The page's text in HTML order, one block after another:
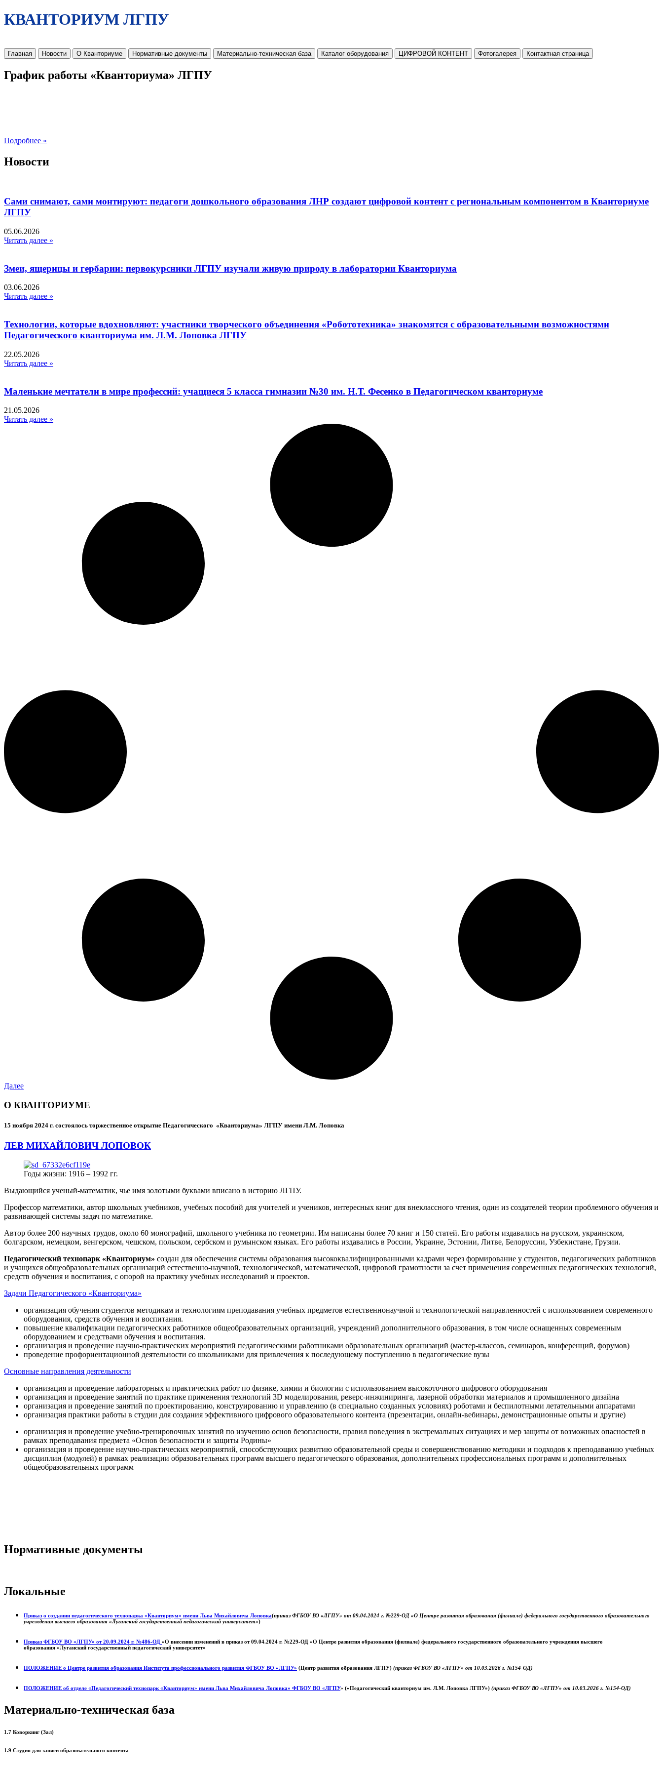
КВАНТОРИУМ ЛГПУ
Главная Новости О Кванториуме Нормативные документы Материально-техническая база Каталог оборудования ЦИФРОВОЙ КОНТЕНТ Фотогалерея Контактная страница
График работы «Кванториума» ЛГПУ
Подробнее »
Новости
Сами снимают, сами монтируют: педагоги дошкольного образования ЛНР создают цифровой контент с региональным компонентом в Кванториуме
ЛГПУ​
05.06.2026
Читать далее »
Змеи, ящерицы и гербарии: первокурсники ЛГПУ изучали живую природу в лаборатории Кванториума
03.06.2026
Читать далее »
Технологии, которые вдохновляют: участники творческого объединения «Робототехника» знакомятся с образовательными возможностями
Педагогического кванториума им. Л.М. Лоповка ЛГПУ
22.05.2026
Читать далее »
Маленькие мечтатели в мире профессий: учащиеся 5 класса гимназии №30 им. Н.Т. Фесенко в Педагогическом кванториуме
21.05.2026
Читать далее »
Далее
О КВАНТОРИУМЕ
15 ноября 2024 г. состоялось торжественное открытие Педагогического «Кванториума» ЛГПУ имени Л.М. Лоповка
ЛЕВ МИХАЙЛОВИЧ ЛОПОВОК
Годы жизни: 1916 – 1992 гг.
Выдающийся ученый-математик, чье имя золотыми буквами вписано в историю ЛГПУ.
Профессор математики, автор школьных учебников, учебных пособий для учителей и учеников, интересных книг для внеклассного чтения, один из создателей теории проблемного обучения и
развивающей системы задач по математике.
Автор более 200 научных трудов, около 60 монографий, школьного учебника по геометрии. Им написаны более 70 книг и 150 статей. Его работы издавались на русском, украинском,
болгарском, немецком, венгерском, чешском, польском, сербском и румынском языках. Его работы издавались в России, Украине, Эстонии, Литве, Белоруссии, Узбекистане, Грузии.
Педагогический технопарк «Кванториум» создан для обеспечения системы образования высококвалифицированными кадрами через формирование у студентов, педагогических работников
и учащихся общеобразовательных организаций естественно-научной, технологической, математической, цифровой грамотности за счет применения современных педагогических технологий,
средств обучения и воспитания, с опорой на практику учебных исследований и проектов.
Задачи Педагогического «Кванториума»
организация обучения студентов методикам и технологиям преподавания учебных предметов естественнонаучной и технологической направленностей с использованием современного
оборудования, средств обучения и воспитания.
повышение квалификации педагогических работников общеобразовательных организаций, учреждений дополнительного образования, в том числе оснащенных современным
оборудованием и средствами обучения и воспитания.
организация и проведение научно-практических мероприятий педагогическими работниками образовательных организаций (мастер-классов, семинаров, конференций, форумов)
проведение профориентационной деятельности со школьниками для привлечения к последующему поступлению в педагогические вузы
Основные направления деятельности
организация и проведение лабораторных и практических работ по физике, химии и биологии с использованием высокоточного цифрового оборудования
организация и проведение занятий по практике применения технологий 3D моделирования, реверс-инжиниринга, лазерной обработки материалов и промышленного дизайна
организация и проведение занятий по проектированию, конструированию и управлению (в специально созданных условиях) роботами и беспилотными летательными аппаратами
организация практики работы в студии для создания эффективного цифрового образовательного контента (презентации, онлайн-вебинары, демонстрационные опыты и другие)
организация и проведение учебно-тренировочных занятий по изучению основ безопасности, правил поведения в экстремальных ситуациях и мер защиты от возможных опасностей в
рамках преподавания предмета «Основ безопасности и защиты Родины»
организация и проведение научно-практических мероприятий, способствующих развитию образовательной среды и совершенствованию методики и подходов к преподаванию учебных
дисциплин (модулей) в рамках реализации образовательных программ высшего педагогического образования, дополнительных профессиональных программ и дополнительных
общеобразовательных программ
Нормативные документы
Локальные
Приказ о создании педагогического технопарка «Кванториум» имени Льва Михайловича Лоповка(приказ ФГБОУ ВО «ЛГПУ» от 09.04.2024 г. №229-ОД «О Центре развития образования (филиале) федерального государственного образовательного
учреждения высшего образования «Луганский государственный педагогический университет»)
Приказ ФГБОУ ВО «ЛГПУ» от 20.09.2024 г. №486-ОД «О внесении изменений в приказ от 09.04.2024 г. №229-ОД «О Центре развития образования (филиале) федерального государственного образовательного учреждения высшего
образования «Луганский государственный педагогический университет»
ПОЛОЖЕНИЕ о Центре развития образования Института профессионального развития ФГБОУ ВО «ЛГПУ» (Центр развития образования ЛГПУ) (приказ ФГБОУ ВО «ЛГПУ» от 10.03.2026 г. №154-ОД)
ПОЛОЖЕНИЕ об отделе «Педагогический технопарк «Кванториум» имени Льва Михайловича Лоповка» ФГБОУ ВО «ЛГПУ» («Педагогический кванториум им. Л.М. Лоповка ЛГПУ») (приказ ФГБОУ ВО «ЛГПУ» от 10.03.2026 г. №154-ОД)
Материально-техническая база
1.7 Коворкинг (Зал)
1.9 Студия для записи образовательного контента